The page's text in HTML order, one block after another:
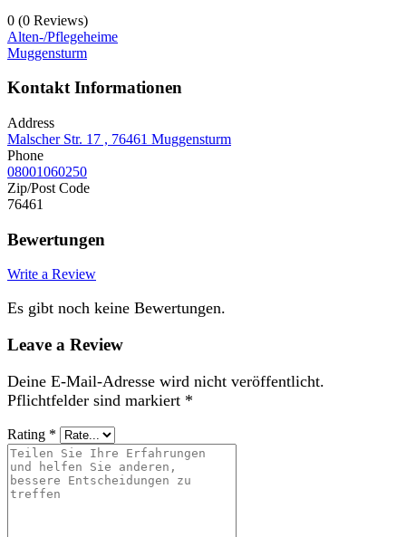
0 (0 Reviews)
Alten-/Pflegeheime
Muggensturm
Kontakt Informationen
Address
Malscher Str. 17 , 76461 Muggensturm
Phone
08001060250
Zip/Post Code
76461
Bewertungen
Write a Review
Es gibt noch keine Bewertungen.
Leave a Review
Deine E-Mail-Adresse wird nicht veröffentlicht.
Pflichtfelder sind markiert *
Rating *